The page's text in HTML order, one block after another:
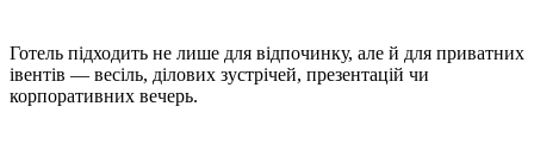
Готель підходить не лише для відпочинку, але й для приватних
івентів — весіль, ділових зустрічей, презентацій чи
корпоративних вечерь.